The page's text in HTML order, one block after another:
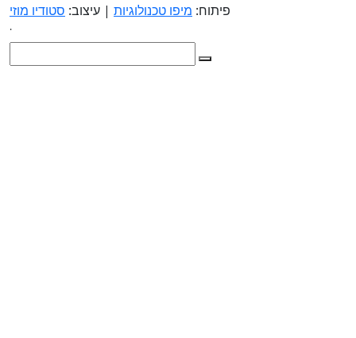
פיתוח: מיפו טכנולוגיות | עיצוב: סטודיו מוזי
.